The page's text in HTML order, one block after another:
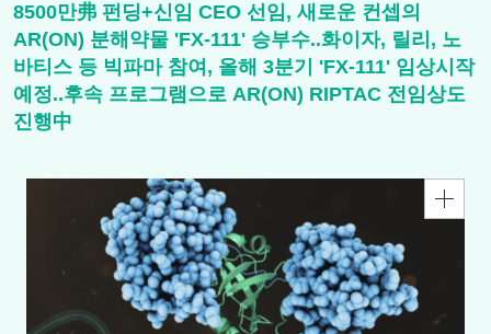
8500만弗 펀딩+신임 CEO 선임, 새로운 컨셉의
AR(ON) 분해약물 'FX-111' 승부수..화이자, 릴리, 노
바티스 등 빅파마 참여, 올해 3분기 'FX-111' 임상시작
예정..후속 프로그램으로 AR(ON) RIPTAC 전임상도
진행中